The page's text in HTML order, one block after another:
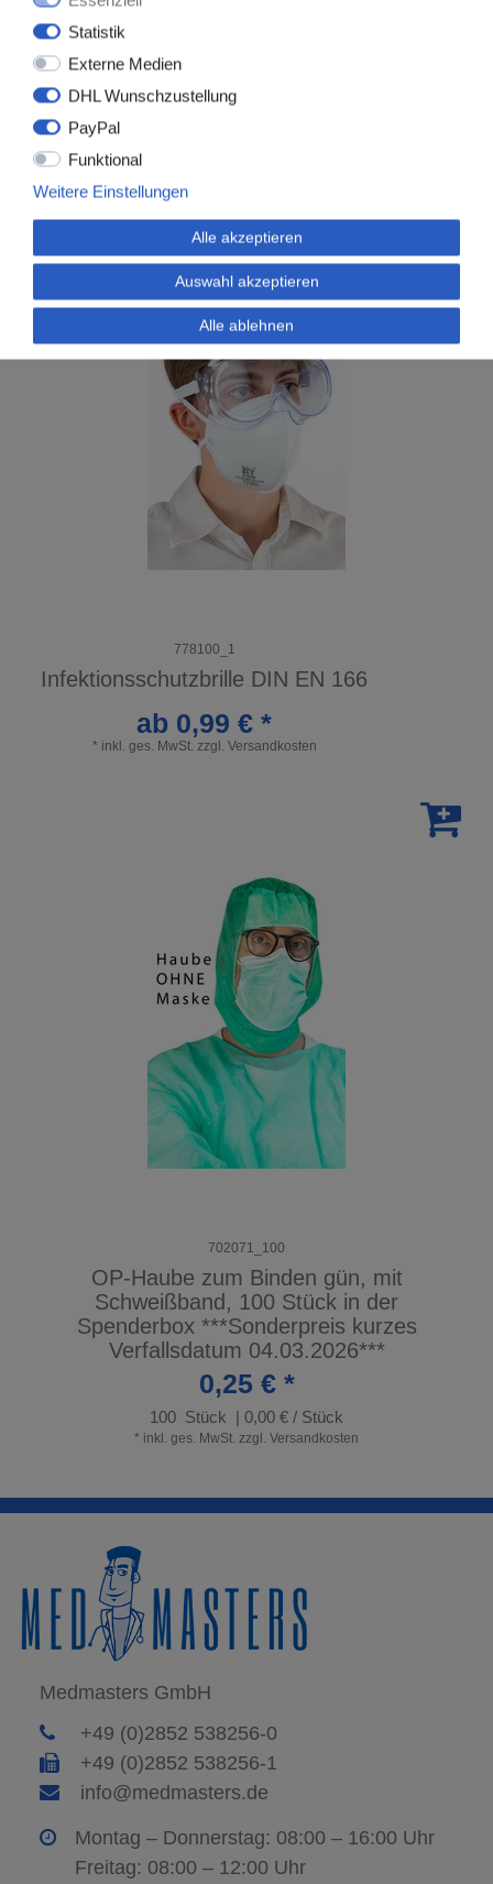
CPE-Überschuhe, blau ~16 x 41cm
1,99 € *
100
778100_1
Infektionsschutzbrille DIN EN 166
ab 0,99 € *
* inkl. ges. MwSt. zzgl. Versandkosten
702071_100
OP-Haube zum Binden gün, mit
Schweißband, 100 Stück in der
Spenderbox ***Sonderpreis kurzes
Verfallsdatum 04.03.2026***
0,25 € *
100 Stück | 0,00 € / Stück
* inkl. ges. MwSt. zzgl. Versandkosten
Medmasters GmbH
+49 (0)2852 538256-0
+49 (0)2852 538256-1
info@medmasters.de
Montag – Donnerstag: 08:00 – 16:00 Uhr
Freitag: 08:00 – 12:00 Uhr
Statistik
Externe Medien
DHL Wunschzustellung
PayPal
Funktional
Weitere Einstellungen
Alle akzeptieren
Auswahl akzeptieren
Alle ablehnen